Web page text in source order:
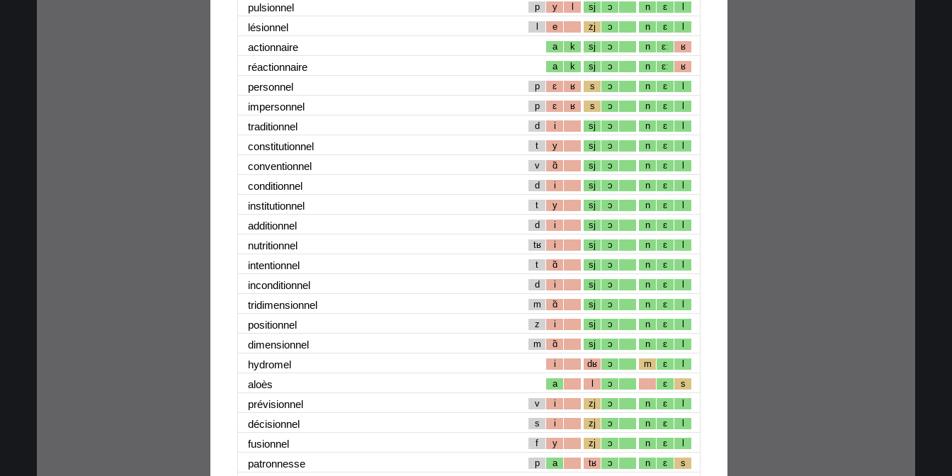
pulsionnel p y l sj ɔ n ɛ l
lésionnel l e zj ɔ n ɛ l
actionnaire a k sj ɔ n ɛː ʁ
réactionnaire a k sj ɔ n ɛː ʁ
personnel p ɛ ʁ s ɔ n ɛ l
impersonnel p ɛ ʁ s ɔ n ɛ l
traditionnel d i sj ɔ n ɛ l
constitutionnel t y sj ɔ n ɛ l
conventionnel v ɑ̃ sj ɔ n ɛ l
conditionnel d i sj ɔ n ɛ l
institutionnel t y sj ɔ n ɛ l
additionnel d i sj ɔ n ɛ l
nutritionnel tʁ i sj ɔ n ɛ l
intentionnel t ɑ̃ sj ɔ n ɛ l
inconditionnel d i sj ɔ n ɛ l
tridimensionnel m ɑ̃ sj ɔ n ɛ l
positionnel z i sj ɔ n ɛ l
dimensionnel m ɑ̃ sj ɔ n ɛ l
hydromel i dʁ ɔ m ɛ l
aloès a l ɔ ɛ s
prévisionnel v i zj ɔ n ɛ l
décisionnel s i zj ɔ n ɛ l
fusionnel f y zj ɔ n ɛ l
patronnesse p a tʁ ɔ n ɛ s